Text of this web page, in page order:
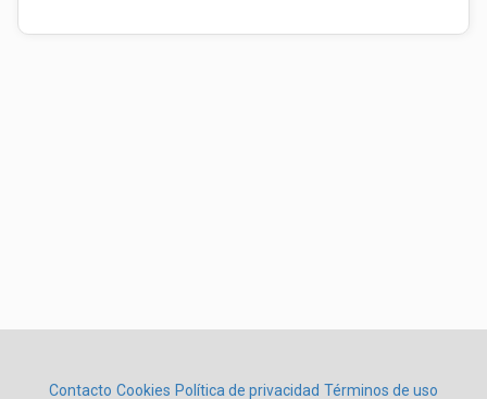
Contacto Cookies Política de privacidad Términos de uso